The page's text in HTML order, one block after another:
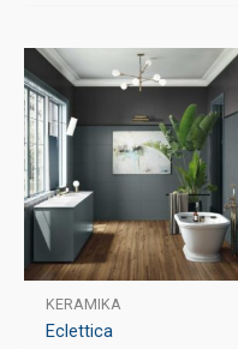
KERAMIKA
Eclettica